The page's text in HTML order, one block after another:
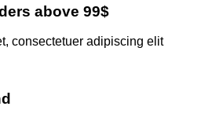
above 99$
consectetuer adipiscing elit